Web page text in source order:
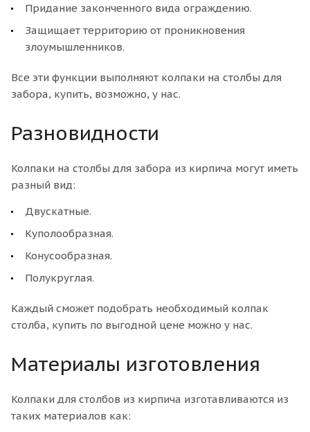
Придание законченного вида ограждению.
Защищает территорию от проникновения
злоумышленников.
Все эти функции выполняют колпаки на столбы для
забора, купить, возможно, у нас.
Разновидности
Колпаки на столбы для забора из кирпича могут иметь
разный вид:
Двускатные.
Куполообразная.
Конусообразная.
Полукруглая.
Каждый сможет подобрать необходимый колпак
столба, купить по выгодной цене можно у нас.
Материалы изготовления
Колпаки для столбов из кирпича изготавливаются из
таких материалов как: